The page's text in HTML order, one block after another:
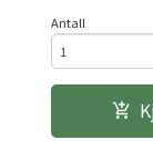
Antall